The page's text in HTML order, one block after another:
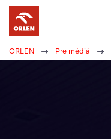
Here
ORLEN Pre médiá